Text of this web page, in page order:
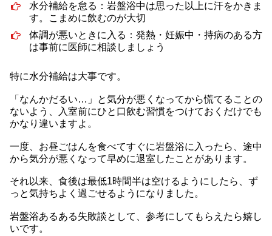
水分補給を怠る：岩盤浴中は思った以上に汗をかきま
す。こまめに飲むのが大切
体調が悪いときに入る：発熱・妊娠中・持病のある方
は事前に医師に相談しましょう
特に水分補給は大事です。
「なんかだるい…」と気分が悪くなってから慌てることの
ないよう、入室前にひと口飲む習慣をつけておくだけでも
かなり違いますよ。
一度、お昼ごはんを食べてすぐに岩盤浴に入ったら、途中
から気分が悪くなって早めに退室したことがあります。
それ以来、食後は最低1時間半は空けるようにしたら、ず
っと気持ちよく過ごせるようになりました。
岩盤浴あるある失敗談として、参考にしてもらえたら嬉し
いです。